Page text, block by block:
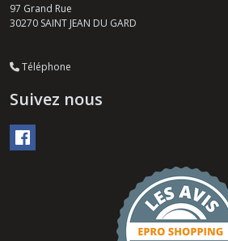
97 Grand Rue
30270 SAINT JEAN DU GARD
Téléphone
Suivez nous